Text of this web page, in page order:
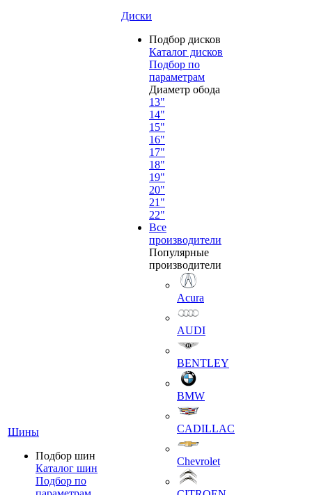
Шины
Подбор шин
Каталог шин
Подбор по
Диски
Подбор дисков
Каталог дисков
Подбор по
параметрам
Диаметр обода
13"
14"
15"
16"
17"
18"
19"
20"
21"
22"
Все
производители
Популярные
производители
Acura
AUDI
BENTLEY
BMW
CADILLAC
Chevrolet